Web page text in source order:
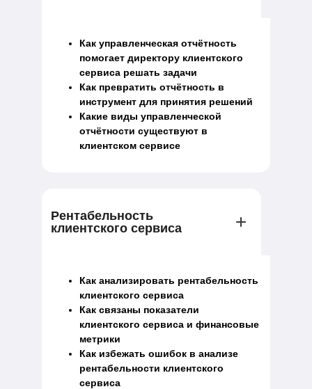
Как управленческая отчётность
помогает директору клиентского
сервиса решать задачи
Как превратить отчётность в
инструмент для принятия решений
Какие виды управленческой
отчётности существуют в
клиентском сервисе
Рентабельность
клиентского сервиса
Как анализировать рентабельность
клиентского сервиса
Как связаны показатели
клиентского сервиса и финансовые
метрики
Как избежать ошибок в анализе
рентабельности клиентского
сервиса